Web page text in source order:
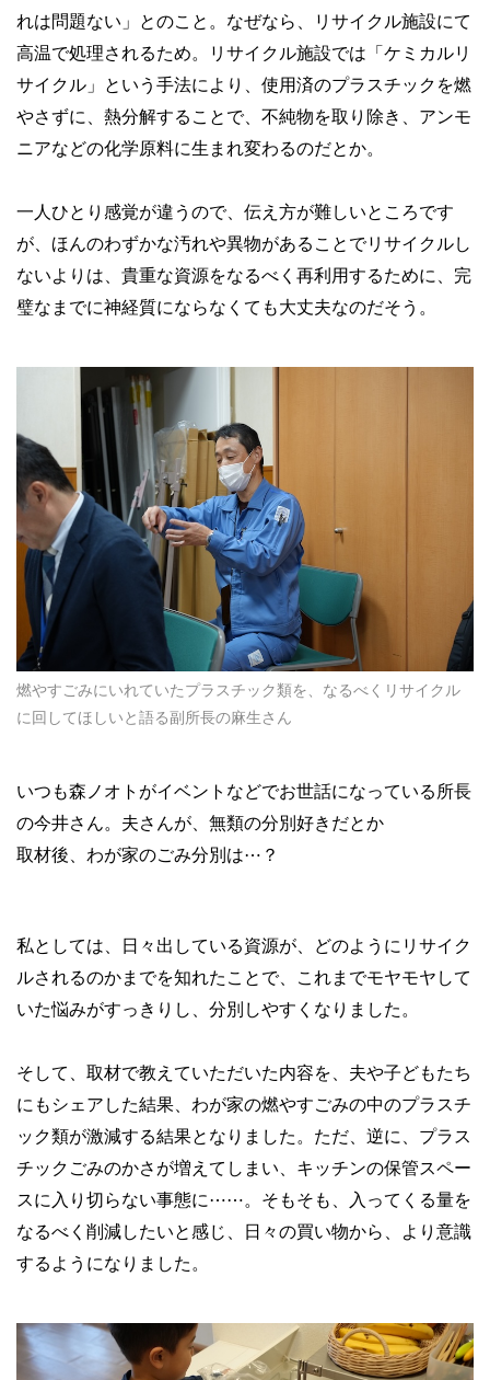
れは問題ない」とのこと。なぜなら、リサイクル施設にて
高温で処理されるため。リサイクル施設では「ケミカルリ
サイクル」という手法により、使用済のプラスチックを燃
やさずに、熱分解することで、不純物を取り除き、アンモ
ニアなどの化学原料に生まれ変わるのだとか。
一人ひとり感覚が違うので、伝え方が難しいところです
が、ほんのわずかな汚れや異物があることでリサイクルし
ないよりは、貴重な資源をなるべく再利用するために、完
璧なまでに神経質にならなくても大丈夫なのだそう。
燃やすごみにいれていたプラスチック類を、なるべくリサイクル
に回してほしいと語る副所長の麻生さん
いつも森ノオトがイベントなどでお世話になっている所長
の今井さん。夫さんが、無類の分別好きだとか
取材後、わが家のごみ分別は⋯？
私としては、日々出している資源が、どのようにリサイク
ルされるのかまでを知れたことで、これまでモヤモヤして
いた悩みがすっきりし、分別しやすくなりました。
そして、取材で教えていただいた内容を、夫や子どもたち
にもシェアした結果、わが家の燃やすごみの中のプラスチ
ック類が激減する結果となりました。ただ、逆に、プラス
チックごみのかさが増えてしまい、キッチンの保管スペー
スに入り切らない事態に⋯⋯。そもそも、入ってくる量を
なるべく削減したいと感じ、日々の買い物から、より意識
するようになりました。